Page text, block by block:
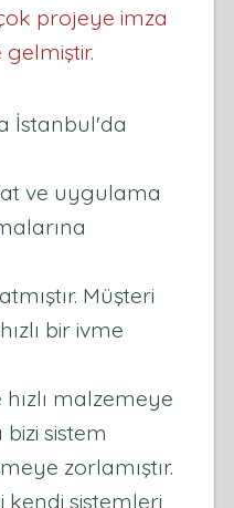
projeye imza
İstanbul'da
ve uygulama
Müşteri
bir ivme
malzemeye
sistem
zorlamıştır.
sistemleri